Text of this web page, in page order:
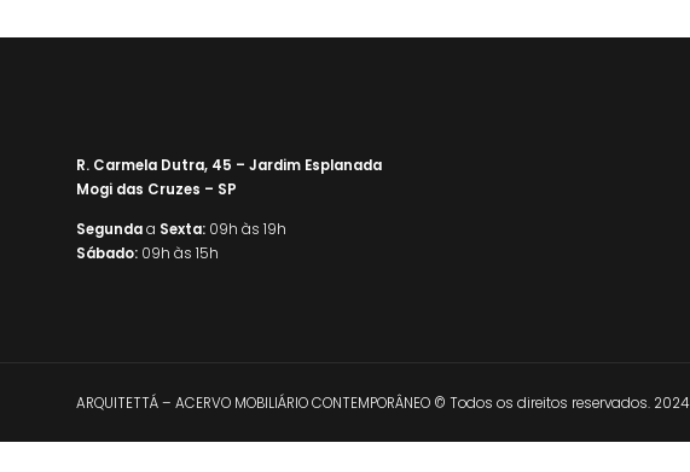
R. Carmela Dutra, 45 – Jardim Esplanada
Mogi das Cruzes – SP
Segundaa Sexta:09h às 19h
Sábado:09h às 15h
ARQUITETTÁ – ACERVO MOBILIÁRIO CONTEMPORÂNEO © Todos os direitos reservados. 2024